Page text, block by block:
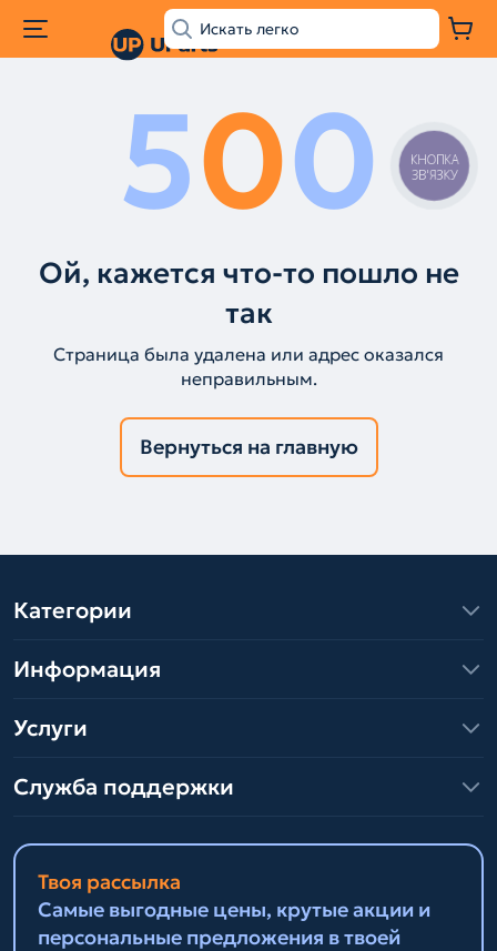
500
Ой, кажется что-то пошло не
так
Страница была удалена или адрес оказался
неправильным.
Вернуться на главную
Категории
Информация
Услуги
Служба поддержки
Твоя рассылка
Самые выгодные цены, крутые акции и
персональные предложения в твоей
КНОПКА
ЗВ'ЯЗКУ